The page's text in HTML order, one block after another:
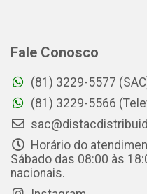
Fale Conosco
(81) 3229-5577
(81) 3229-5566
Horário do
Sábado das 08:00 às
nacionais.